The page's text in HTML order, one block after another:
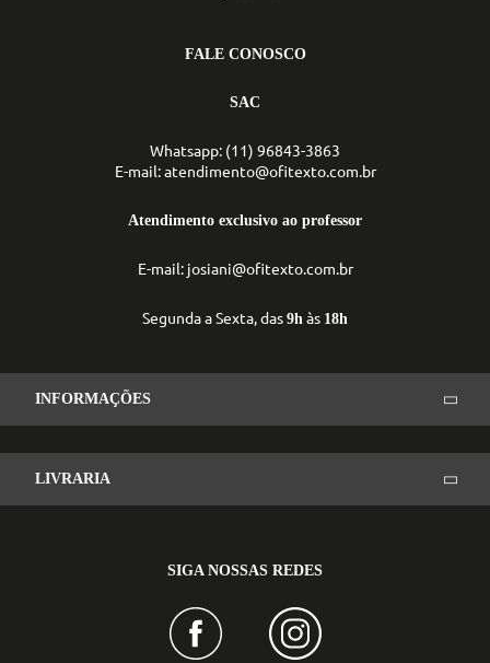
FALE CONOSCO
SAC
Whatsapp: (11) 96843-3863
E-mail: atendimento@ofitexto.com.br
Atendimento exclusivo ao professor
E-mail: josiani@ofitexto.com.br
Segunda a Sexta, das 9h às 18h
INFORMAÇÕES
LIVRARIA
SIGA NOSSAS REDES